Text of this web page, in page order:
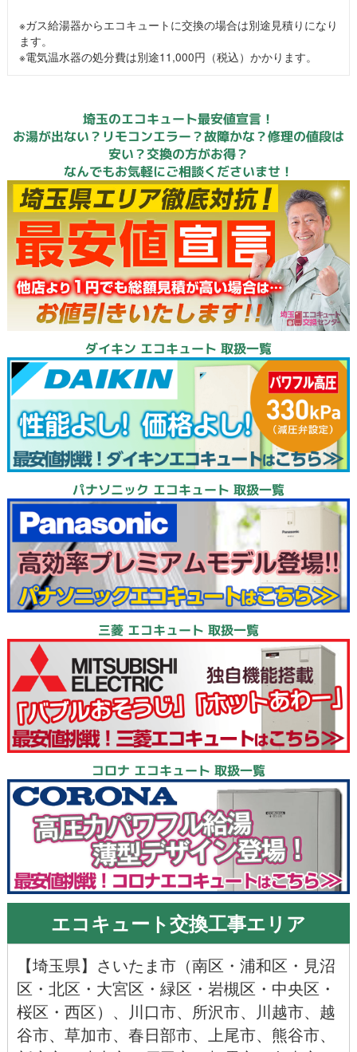
※ガス給湯器からエコキュートに交換の場合は別途見積りになり
ます。
※電気温水器の処分費は別途11,000円（税込）かかります。
埼玉のエコキュート最安値宣言！
お湯が出ない？リモコンエラー？故障かな？修理の値段は
安い？交換の方がお得？
なんでもお気軽にご相談くださいませ！
ダイキン エコキュート 取扱一覧
パナソニック エコキュート 取扱一覧
三菱 エコキュート 取扱一覧
コロナ エコキュート 取扱一覧
エコキュート交換工事エリア
【埼玉県】 さいたま市（南区 ・ 浦和区 ・ 見沼
区 ・ 北区 ・ 大宮区 ・ 緑区 ・ 岩槻区 ・ 中央区 ・
桜区 ・ 西区）、 川口市、 所沢市、 川越市、 越
谷市、 草加市、 春日部市、 上尾市、 熊谷市、